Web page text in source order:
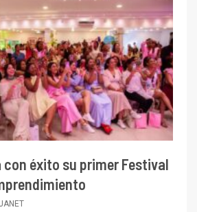
con éxito su primer Festival